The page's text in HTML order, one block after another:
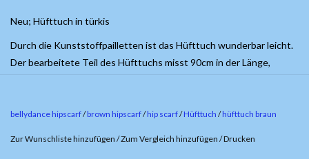
Neu; Hüfttuch in türkis
Durch die Kunststoffpailletten ist das Hüfttuch wunderbar leicht.
Der bearbeitete Teil des Hüfttuchs misst 90cm in der Länge,
bellydance hipscarf/brown hipscarf/hip scarf/Hüfttuch /hüfttuch braun
Zur Wunschliste hinzufügen /Zum Vergleich hinzufügen /Drucken